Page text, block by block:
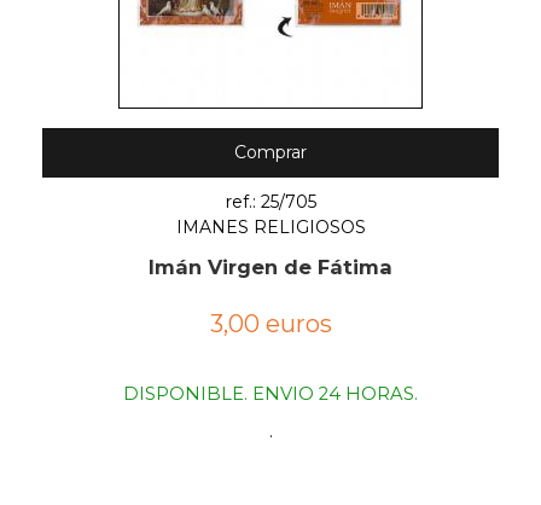
Comprar
ref.: 25/705
IMANES RELIGIOSOS
Imán Virgen de Fátima
3,00 euros
DISPONIBLE. ENVIO 24 HORAS.
.